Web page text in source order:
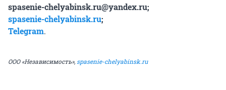
spasenie-chelyabinsk.ru@yandex.ru;
spasenie-chelyabinsk.ru;
Telegram.
ООО «Независимость», spasenie-chelyabinsk.ru